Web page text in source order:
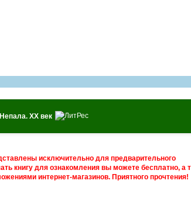
ХХ век
исключительно для предварительного
книгу для ознакомления вы можете бесплатно, а
интернет-магазинов. Приятного прочтения!